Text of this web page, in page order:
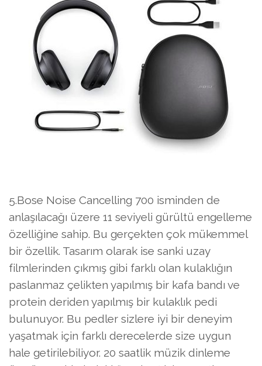
5.Bose Noise Cancelling 700 isminden de
anlaşılacağı üzere 11 seviyeli gürültü engelleme
özelliğine sahip. Bu gerçekten çok mükemmel
bir özellik. Tasarım olarak ise sanki uzay
filmlerinden çıkmış gibi farklı olan kulaklığın
paslanmaz çelikten yapılmış bir kafa bandı ve
protein deriden yapılmış bir kulaklık pedi
bulunuyor. Bu pedler sizlere iyi bir deneyim
yaşatmak için farklı derecelerde size uygun
hale getirilebiliyor. 20 saatlik müzik dinleme